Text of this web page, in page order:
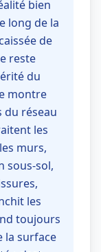
bien
long de la
de
reste
du
montre
du réseau
les
murs,
sous-sol,
les
toujours
la surface